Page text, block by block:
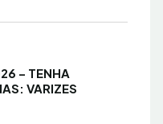
– TENHA
VARIZES